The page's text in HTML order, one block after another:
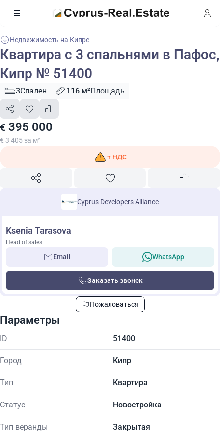
Недвижимость на Кипре
Квартира с 3 спальнями в Пафос,
Кипр № 51400
3Спален 116 м²Площадь
€ 395 000
€ 3 405 за м²
+ НДС
Cyprus Developers Alliance
Ksenia Tarasova
Head of sales
Email WhatsApp
Заказать звонок
Пожаловаться
Параметры
ID 51400
Город Кипр
Тип Квартира
Статус Новостройка
Тип веранды Закрытая